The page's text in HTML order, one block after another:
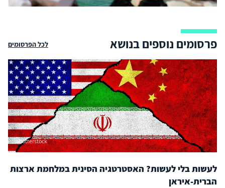
פרסומים נוספים בנושא לכל הפרסומים
Shutterstock
לעשות בלי לעשות? האסטרטגיה הסינית במלחמת ארצות
הברית-איראן